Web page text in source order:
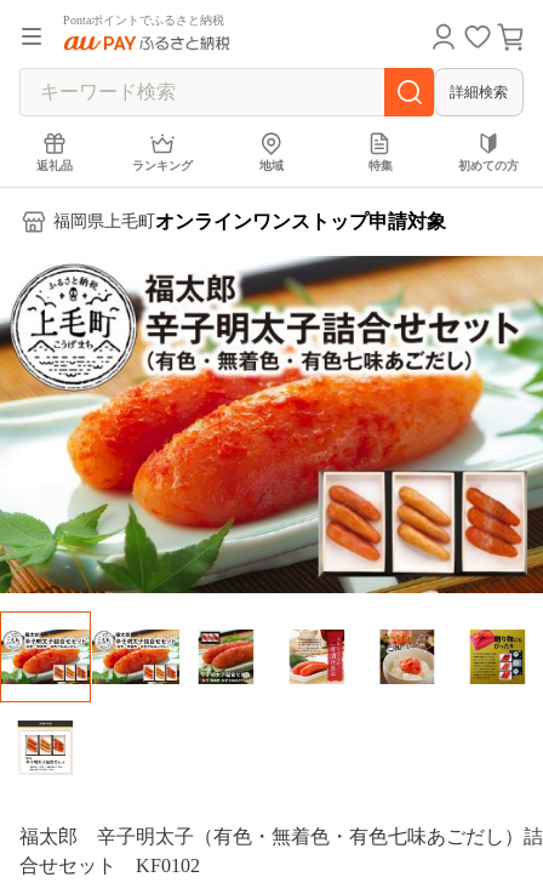
Pontaポイントでふるさと納税
詳細検索
返礼品 ランキング 地域 特集 初めての方
福岡県上毛町 オンラインワンストップ申請対象
福太郎 辛子明太子（有色・無着色・有色七味あごだし）詰
合せセット KF0102